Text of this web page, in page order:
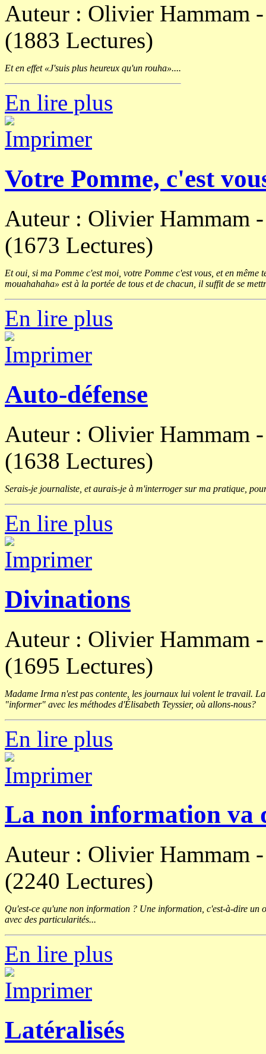
Auteur : Olivier Hammam
(1883 Lectures)
Et en effet «J'suis plus heureux qu'un rouha»....
En lire plus
Votre Pomme, c'est
Auteur : Olivier Hammam
(1673 Lectures)
Et oui, si ma Pomme c'est moi, votre Pomme c'est vous, et en
mouahahaha» est à la portée de tous et de chacun, il suffit de se
En lire plus
Auto-défense
Auteur : Olivier Hammam
(1638 Lectures)
Serais-je journaliste, et aurais-je à m'interroger sur ma pratique,
En lire plus
Divinations
Auteur : Olivier Hammam
(1695 Lectures)
Madame Irma n'est pas contente, les journaux lui volent le travail.
"informer" avec les méthodes d'Élisabeth Teyssier, où allons-nous?
En lire plus
La non information va
Auteur : Olivier Hammam
(2240 Lectures)
Qu'est-ce qu'une non information ? Une information, c'est-à-dire un
avec des particularités...
En lire plus
Latéralisés